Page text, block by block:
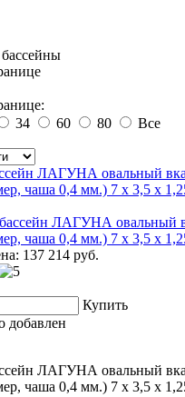
34 60 80
Все
ЛАГУНА овальный
чаша 0,4 мм.) 7 х 3,5 х
137 214 руб.
Купить
добавлен
ЛАГУНА овальный
чаша 0,4 мм.) 7 х 3,5 х